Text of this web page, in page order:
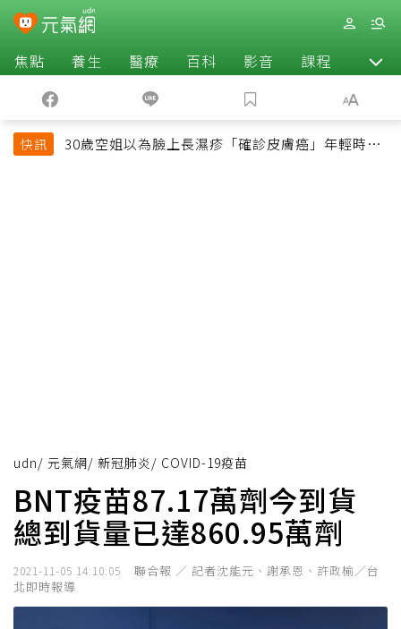
焦點 養生 醫療 百科 影音 課程 退休
快訊
30歲空姐以為臉上長濕疹「確診皮膚癌」年輕時一
udn/ 元氣網/ 新冠肺炎 / COVID-19疫苗
BNT疫苗87.17萬劑今到貨
總到貨量已達860.95萬劑
2021-11-05 14:10:05
聯合報 ／ 記者沈能元、謝承恩、許政榆／台
北即時報導